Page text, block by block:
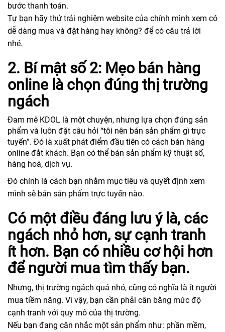
bước thanh toán.
Tự bạn hãy thử trải nghiệm website của chính mình xem có
dễ dàng mua và đặt hàng hay không? để có câu trả lời
nhé.
2. Bí mật số 2: Mẹo bán hàng
online là chọn đúng thị trường
ngách
Đam mê KDOL là một chuyện, nhưng lựa chọn đúng sản
phẩm và luôn đặt câu hỏi “tôi nên bán sản phẩm gì trực
tuyến”. Đó là xuất phát điểm đầu tiên có cách bán hàng
online đắt khách. Bạn có thể bán sản phẩm kỹ thuật số,
hàng hoá, dịch vụ.
Đó chính là cách bạn nhắm mục tiêu và quyết định xem
mình sẽ bán sản phẩm trực tuyến nào.
Có một điều đáng lưu ý là, các
ngách nhỏ hơn, sự cạnh tranh
ít hơn. Bạn có nhiều cơ hội hơn
để người mua tìm thấy bạn.
Nhưng, thị trường ngách quá nhỏ, cũng có nghĩa là ít người
mua tiềm năng. Vì vậy, bạn cần phải cân bằng mức độ
cạnh tranh với quy mô của thị trường.
Nếu bạn đang cân nhắc một sản phẩm như: phần mềm,